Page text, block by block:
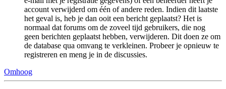
account verwijderd om één of andere reden. Indien dit laatste
het geval is, heb je dan ooit een bericht geplaatst? Het is
normaal dat forums om de zoveel tijd gebruikers, die nog
geen berichten geplaatst hebben, verwijderen. Dit doen ze om
de database qua omvang te verkleinen. Probeer je opnieuw te
registreren en meng je in de discussies.
Omhoog